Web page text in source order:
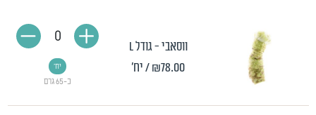
ווסאבי - גודל L
₪78.00/ יח'
כ-65 גרם
יח'
0